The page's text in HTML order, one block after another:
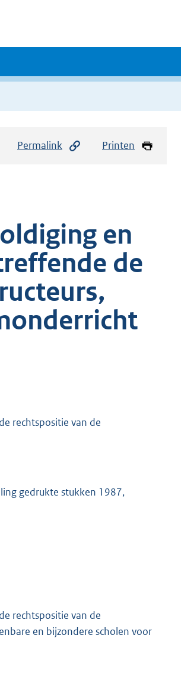
Permalink Printen
en
de
rechtspositie van de
gedrukte stukken 1987,
rechtspositie van de
en bijzondere scholen voor